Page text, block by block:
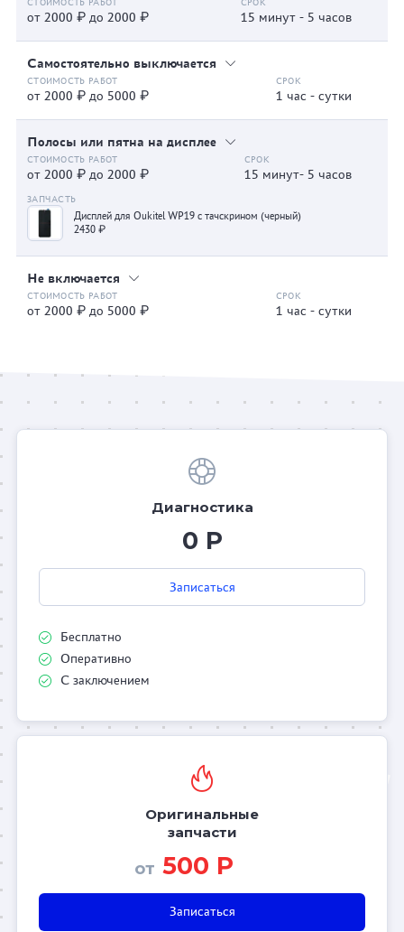
от 2000 ₽ до 2000 ₽ 15 минут - 5 часов
Самостоятельно выключается
от 2000 ₽ до 5000 ₽ 1 час - сутки
Полосы или пятна на дисплее
от 2000 ₽ до 2000 ₽ 15 минут- 5 часов
Дисплей для Oukitel WP19 с тачскрином (черный)
2430 ₽
Не включается
от 2000 ₽ до 5000 ₽ 1 час - сутки
Диагностика
0 Р
Записаться
Бесплатно
Оперативно
С заключением
Оригинальные
запчасти
от 500 Р
Записаться